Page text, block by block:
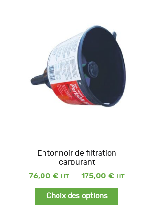
Entonnoir de filtration
carburant
76,00 € – 175,00 €
Plage
Choix des options